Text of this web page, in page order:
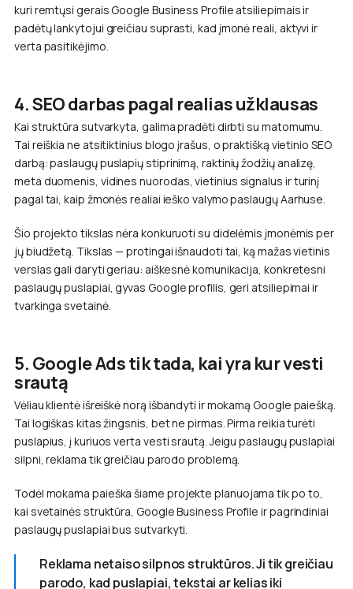
kuri remtųsi gerais Google Business Profile atsiliepimais ir
padėtų lankytojui greičiau suprasti, kad įmonė reali, aktyvi ir
verta pasitikėjimo.
4. SEO darbas pagal realias užklausas
Kai struktūra sutvarkyta, galima pradėti dirbti su matomumu.
Tai reiškia ne atsitiktinius blogo įrašus, o praktišką vietinio SEO
darbą: paslaugų puslapių stiprinimą, raktinių žodžių analizę,
meta duomenis, vidines nuorodas, vietinius signalus ir turinį
pagal tai, kaip žmonės realiai ieško valymo paslaugų Aarhuse.
Šio projekto tikslas nėra konkuruoti su didelėmis įmonėmis per
jų biudžetą. Tikslas — protingai išnaudoti tai, ką mažas vietinis
verslas gali daryti geriau: aiškesnė komunikacija, konkretesni
paslaugų puslapiai, gyvas Google profilis, geri atsiliepimai ir
tvarkinga svetainė.
5. Google Ads tik tada, kai yra kur vesti
srautą
Vėliau klientė išreiškė norą išbandyti ir mokamą Google paiešką.
Tai logiškas kitas žingsnis, bet ne pirmas. Pirma reikia turėti
puslapius, į kuriuos verta vesti srautą. Jeigu paslaugų puslapiai
silpni, reklama tik greičiau parodo problemą.
Todėl mokama paieška šiame projekte planuojama tik po to,
kai svetainės struktūra, Google Business Profile ir pagrindiniai
paslaugų puslapiai bus sutvarkyti.
Reklama netaiso silpnos struktūros. Ji tik greičiau
parodo, kad puslapiai, tekstai ar kelias iki